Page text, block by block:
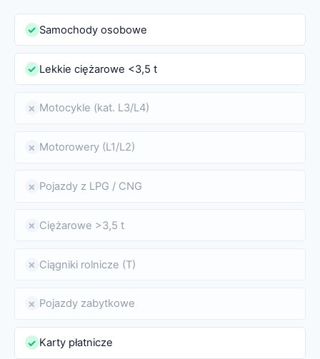
✓ Samochody osobowe
✓ Lekkie ciężarowe <3,5 t
✗ Motocykle (kat. L3/L4)
✗ Motorowery (L1/L2)
✗ Pojazdy z LPG / CNG
✗ Ciężarowe >3,5 t
✗ Ciągniki rolnicze (T)
✗ Pojazdy zabytkowe
✓ Karty płatnicze